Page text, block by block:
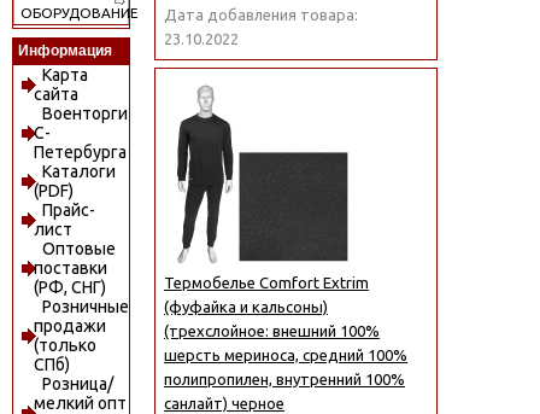
ОБОРУДОВАНИЕ
Информация
Карта
сайта
Военторги
С-
Петербурга
Каталоги
(PDF)
Прайс-
лист
Оптовые
поставки
(РФ, СНГ)
Розничные
продажи
(только
СПб)
Розница/
мелкий опт
Дата добавления товара:
23.10.2022
Термобелье Comfort Extrim
(фуфайка и кальсоны)
(трехслойное: внешний 100%
шерсть мериноса, средний 100%
полипропилен, внутренний 100%
санлайт) черное